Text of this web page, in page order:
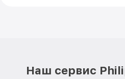
Наш сервис